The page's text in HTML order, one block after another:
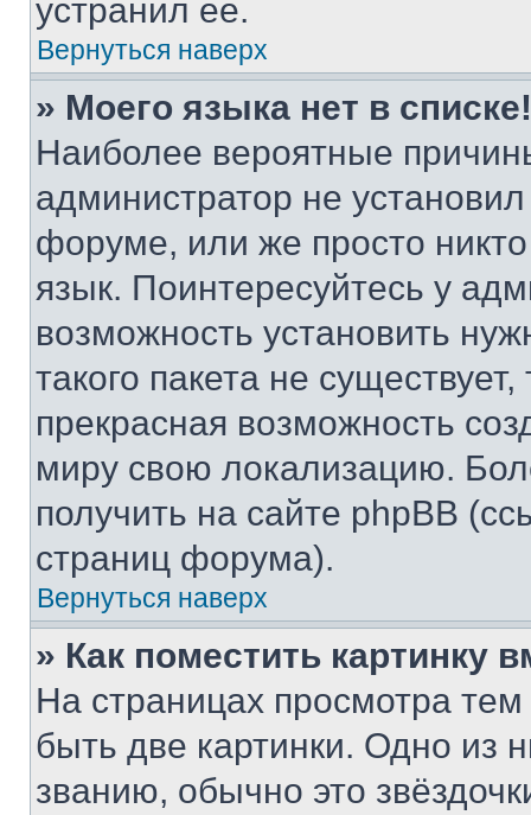
устранил ее.
Вернуться наверх
» Моего языка нет в списке!
Наиболее вероятные
администратор не
форуме, или же просто
язык. Поинтересуйтесь у
возможность установить
такого пакета не
прекрасная возможность
миру свою локализацию.
получить на сайте phpBB
страниц форума).
Вернуться наверх
» Как поместить картинку
На страницах просмотра
быть две картинки. Одно из
званию, обычно это